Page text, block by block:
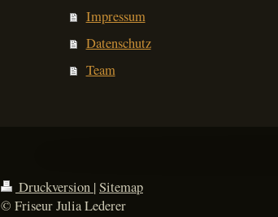
Impressum
Datenschutz
Team
Druckversion |Sitemap
© Friseur Julia Lederer